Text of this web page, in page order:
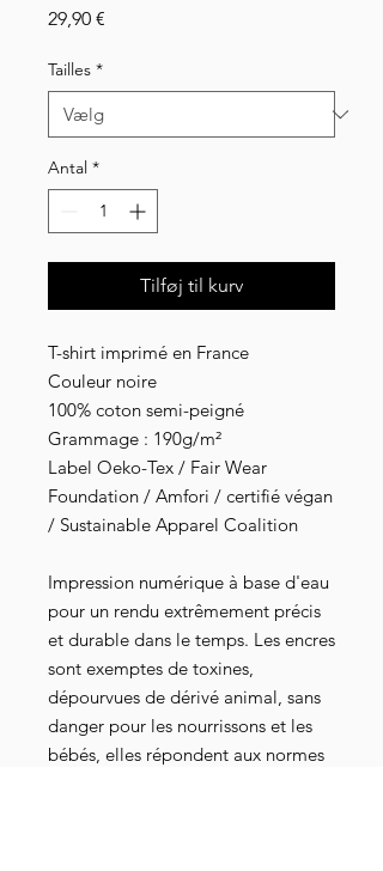
29,90 €
Tailles *
Antal *
Tilføj til kurv
T-shirt imprimé en France
Couleur noire
100% coton semi-peigné
Grammage : 190g/m²
Label Oeko-Tex / Fair Wear
Foundation / Amfori / certifié végan
/ Sustainable Apparel Coalition
Impression numérique à base d'eau
pour un rendu extrêmement précis
et durable dans le temps. Les encres
sont exemptes de toxines,
dépourvues de dérivé animal, sans
danger pour les nourrissons et les
bébés, elles répondent aux normes